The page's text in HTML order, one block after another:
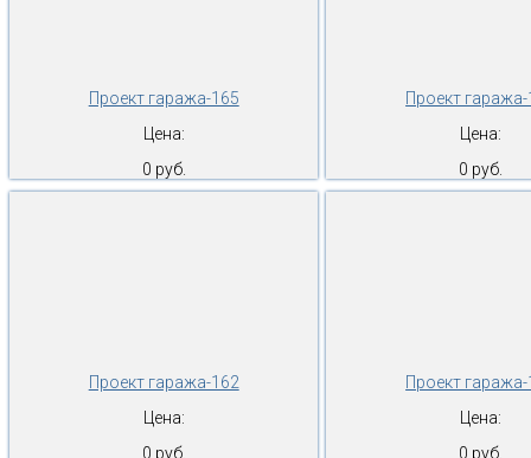
Проект гаража-165
Цена:
0 руб.
Проект
Цена:
0 руб.
Проект гаража-162
Цена:
0 руб.
Проект
Цена:
0 руб.